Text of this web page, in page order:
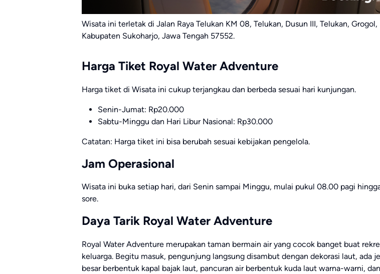
Wisata ini terletak di Jalan Raya Telukan KM 08, Telukan, Dusun III, Telukan, Grogol,
Kabupaten Sukoharjo, Jawa Tengah 57552.
Harga Tiket Royal Water Adventure
Harga tiket di Wisata ini cukup terjangkau dan berbeda sesuai hari kunjungan.
Senin-Jumat: Rp20.000
Sabtu-Minggu dan Hari Libur Nasional: Rp30.000
Catatan: Harga tiket ini bisa berubah sesuai kebijakan pengelola.
Jam Operasional
Wisata ini buka setiap hari, dari Senin sampai Minggu, mulai pukul 08.00 pagi
sore.
Daya Tarik Royal Water Adventure
Royal Water Adventure merupakan taman bermain air yang cocok banget buat
keluarga. Begitu masuk, pengunjung langsung disambut dengan dekorasi laut, ada
besar berbentuk kapal bajak laut, pancuran air berbentuk kuda laut warna-warni, dan